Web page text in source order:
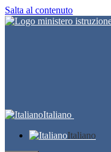
Salta al contenuto
Italiano
Italiano